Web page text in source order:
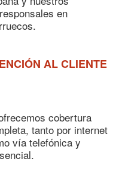
en
AL CLIENTE
cobertura
tanto por internet
vía telefónica y